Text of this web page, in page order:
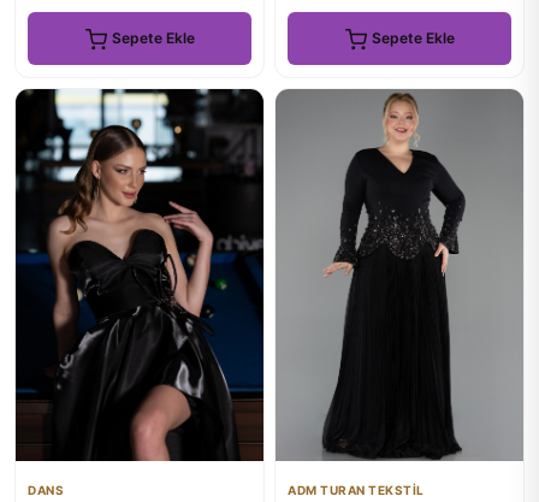
Sepete Ekle Sepete Ekle
DANS ADM TURAN TEKSTİL